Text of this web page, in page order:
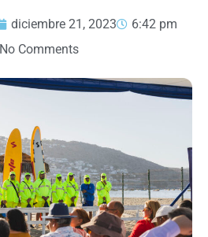
diciembre 21, 2023
6:42 pm
No Comments